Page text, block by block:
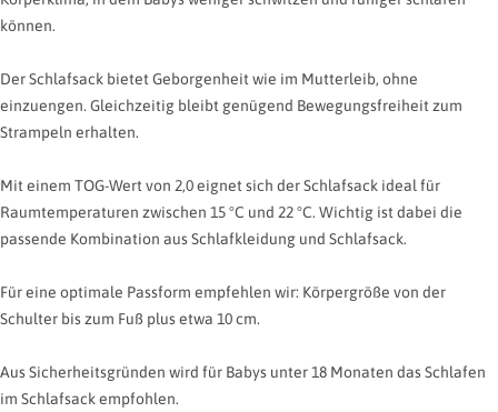
können.
Der Schlafsack bietet Geborgenheit wie im Mutterleib, ohne
einzuengen. Gleichzeitig bleibt genügend Bewegungsfreiheit zum
Strampeln erhalten.
Mit einem TOG-Wert von 2,0 eignet sich der Schlafsack ideal für
Raumtemperaturen zwischen 15 °C und 22 °C. Wichtig ist dabei die
passende Kombination aus Schlafkleidung und Schlafsack.
Für eine optimale Passform empfehlen wir: Körpergröße von der
Schulter bis zum Fuß plus etwa 10 cm.
Aus Sicherheitsgründen wird für Babys unter 18 Monaten das Schlafen
im Schlafsack empfohlen.